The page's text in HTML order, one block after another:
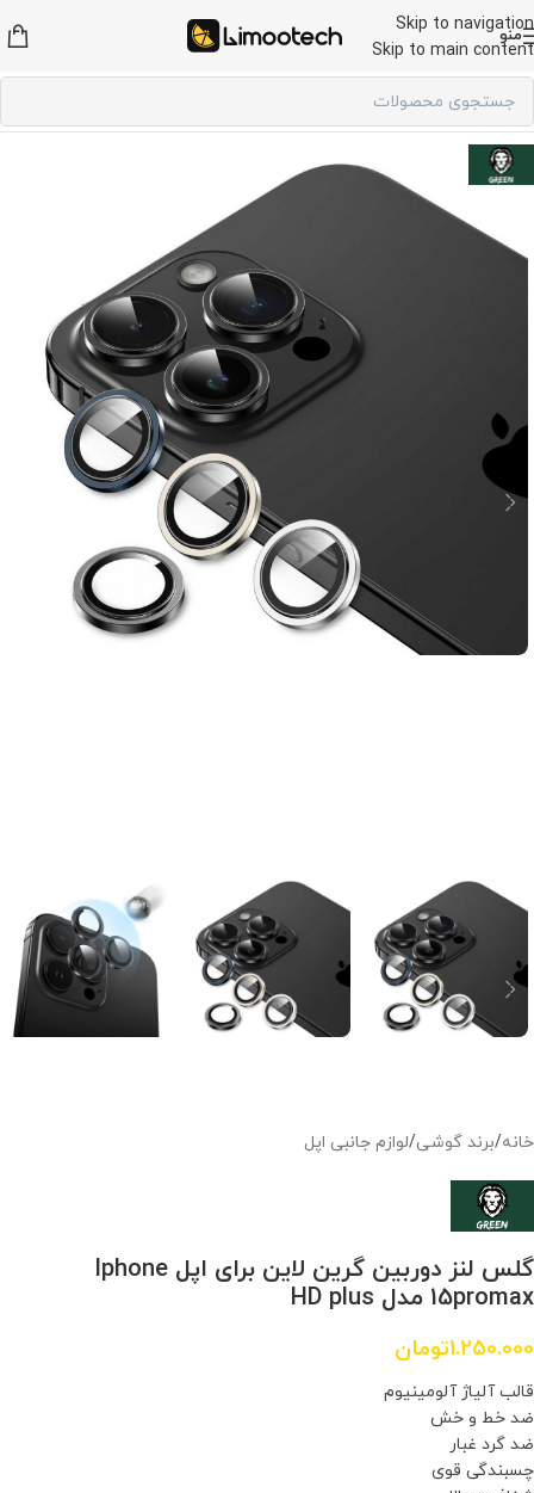
Skip to navigation
Skip to main content
منو
خانه/برند گوشی/لوازم جانبی اپل
گلس لنز دوربین گرین لاین برای اپل Iphone
15promax مدل HD plus
1.250.000تومان
قالب آلیاژ آلومینیوم
ضد خط و خش
ضد گرد غبار
چسبندگی قوی